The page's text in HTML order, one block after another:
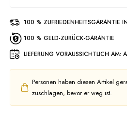
100 % ZUFRIEDENHEITSGARANTIE
100 % GELD-ZURÜCK-GARANTIE
LIEFERUNG VORAUSSICHTLICH AM:
Personen haben diesen Artikel
zuschlagen, bevor er weg ist.